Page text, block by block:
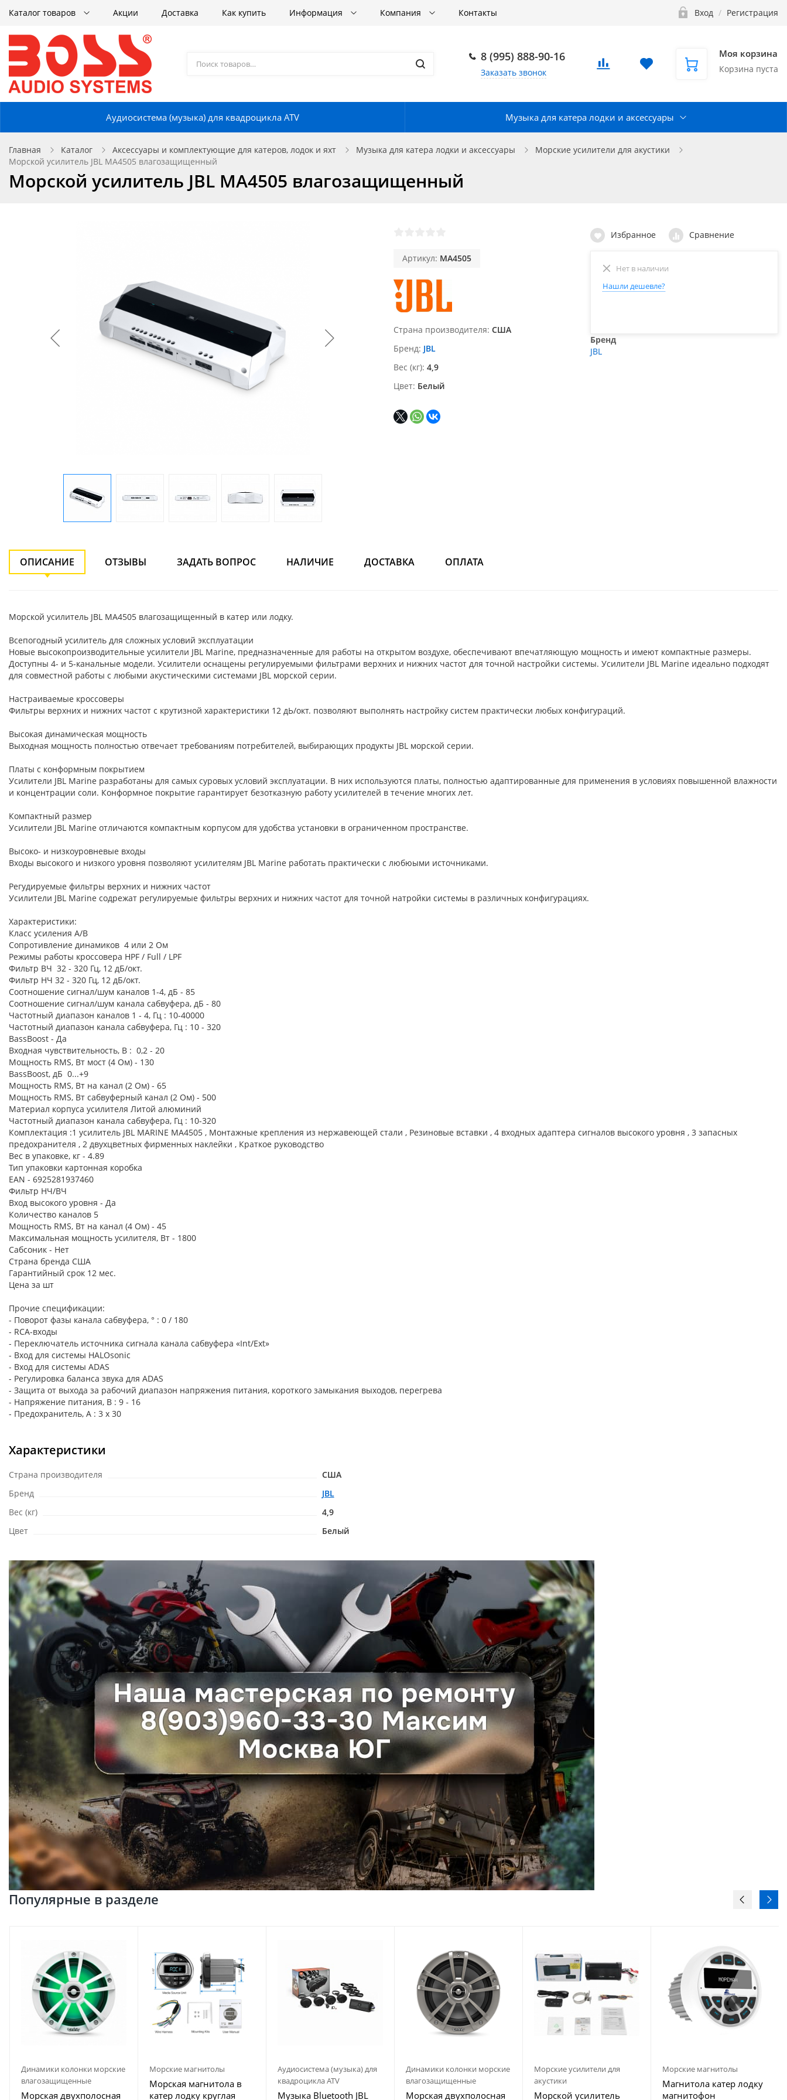
Каталог товаров Акции Доставка Как купить Информация Компания Контакты Вход / Регистрация
8 (995) 888-90-16
Заказать звонок
Моя корзина
Корзина пуста
Аудиосистема (музыка) для квадроцикла ATV Музыка для катера лодки и аксессуары
Главная Каталог Аксессуары и комплектующие для катеров, лодок и яхт Музыка для катера лодки и аксессуары
Морские усилители для акустики
Морской усилитель JBL MA4505 влагозащищенный
Морской усилитель JBL MA4505 влагозащищенный
Артикул: MA4505
Страна производителя США
Бренд JBL
Вес (кг) 4,9
Цвет Белый
Избранное Сравнение
Нет в наличии
Нашли дешевле?
Бренд
JBL
ОПИСАНИЕ ОТЗЫВЫ ЗАДАТЬ ВОПРОС НАЛИЧИЕ ДОСТАВКА ОПЛАТА
Морской усилитель JBL MA4505 влагозащищенный в катер или лодку.
Всепогодный усилитель для сложных условий эксплуатации
Новые высокопроизводительные усилители JBL Marine, предназначенные для работы на открытом воздухе, обеспечивают впечатляющую мощность и имеют компактные размеры.
Доступны 4- и 5-канальные модели. Усилители оснащены регулируемыми фильтрами верхних и нижних частот для точной настройки системы. Усилители JBL Marine идеально подходят
для совместной работы с любыми акустическими системами JBL морской серии.
Настраиваемые кроссоверы
Фильтры верхних и нижних частот с крутизной характеристики 12 дЬ/окт. позволяют выполнять настройку систем практически любых конфигураций.
Высокая динамическая мощность
Выходная мощность полностью отвечает требованиям потребителей, выбирающих продукты JBL морской серии.
Платы с конформным покрытием
Усилители JBL Marine разработаны для самых суровых условий эксплуатации. В них используются платы, полностью адаптированные для применения в условиях повышенной влажности
и концентрации соли. Конформное покрытие гарантирует безотказную работу усилителей в течение многих лет.
Компактный размер
Усилители JBL Marine отличаются компактным корпусом для удобства установки в ограниченном пространстве.
Высоко- и низкоуровневые входы
Входы высокого и низкого уровня позволяют усилителям JBL Marine работать практически с любюыми источниками.
Регудируемые фильтры верхних и нижних частот
Усилители JBL Marine содрежат регулируемые фильтры верхних и нижних частот для точной натройки системы в различных конфигурациях.
Характеристики:
Класс усиления A/B
Сопротивление динамиков 4 или 2 Ом
Режимы работы кроссовера HPF / Full / LPF
Фильтр ВЧ 32 - 320 Гц, 12 дБ/окт.
Фильтр НЧ 32 - 320 Гц, 12 дБ/окт.
Соотношение сигнал/шум каналов 1-4, дБ - 85
Соотношение сигнал/шум канала сабвуфера, дБ - 80
Частотный диапазон каналов 1 - 4, Гц : 10-40000
Частотный диапазон канала сабвуфера, Гц : 10 - 320
BassBoost - Да
Входная чувствительность, В : 0,2 - 20
Мощность RMS, Вт мост (4 Ом) - 130
BassBoost, дБ 0...+9
Мощность RMS, Вт на канал (2 Ом) - 65
Мощность RMS, Вт сабвуферный канал (2 Ом) - 500
Материал корпуса усилителя Литой алюминий
Частотный диапазон канала сабвуфера, Гц : 10-320
Комплектация :1 усилитель JBL MARINE MA4505 , Монтажные крепления из нержавеющей стали , Резиновые вставки , 4 входных адаптера сигналов высокого уровня , 3 запасных
предохранителя , 2 двухцветных фирменных наклейки , Краткое руководство
Вес в упаковке, кг - 4.89
Тип упаковки картонная коробка
EAN - 6925281937460
Фильтр НЧ/ВЧ
Вход высокого уровня - Да
Количество каналов 5
Мощность RMS, Вт на канал (4 Ом) - 45
Максимальная мощность усилителя, Вт - 1800
Сабсоник - Нет
Страна бренда США
Гарантийный срок 12 мес.
Цена за шт
Прочие спецификации:
- Поворот фазы канала сабвуфера, ° : 0 / 180
- RCA-входы
- Переключатель источника сигнала канала сабвуфера «Int/Ext»
- Вход для системы HALOsonic
- Вход для системы ADAS
- Регулировка баланса звука для ADAS
- Защита от выхода за рабочий диапазон напряжения питания, короткого замыкания выходов, перегрева
- Напряжение питания, В : 9 - 16
- Предохранитель, А : 3 x 30
Характеристики
Страна производителя
США
Бренд
JBL
Вес (кг)
4,9
Цвет
Белый
Популярные в разделе
Динамики колонки морские
влагозащищенные
Морская двухполосная
Морские магнитолы
Морская магнитола в
катер лодку круглая
Аудиосистема (музыка) для
квадроцикла ATV
Музыка Bluetooth JBL
Динамики колонки морские
влагозащищенные
Морская двухполосная
Морские усилители для
акустики
Морской усилитель
Морские магнитолы
Магнитола катер лодку
магнитофон